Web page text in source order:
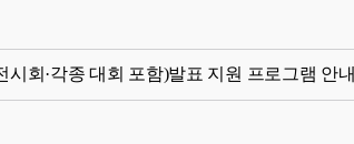
시회·각종 대회 포함)발표 지원 프로그램 안내